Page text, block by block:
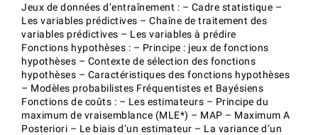
Jeux de données d’entraînement : – Cadre statistique –
Les variables prédictives – Chaîne de traitement des
variables prédictives – Les variables à prédire
Fonctions hypothèses : – Principe : jeux de fonctions
hypothèses – Contexte de sélection des fonctions
hypothèses – Caractéristiques des fonctions hypothèses
– Modèles probabilistes Fréquentistes et Bayésiens
Fonctions de coûts : – Les estimateurs – Principe du
maximum de vraisemblance (MLE*) – MAP – Maximum A
Posteriori – Le biais d’un estimateur – La variance d’un